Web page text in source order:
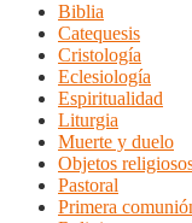
Biblia
Catequesis
Cristología
Eclesiología
Espiritualidad
Liturgia
Muerte y duelo
Objetos
Pastoral
Primera